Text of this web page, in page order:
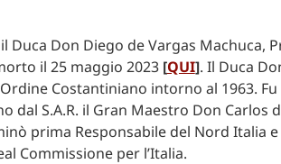
Don Diego de Vargas Machuca,
il 25 maggio 2023 [QUI]. Il Duca
Costantiniano intorno al 1963.
dal S.A.R. il Gran Maestro Don Carlos
prima Responsabile del Nord Italia e
Commissione per l’Italia.